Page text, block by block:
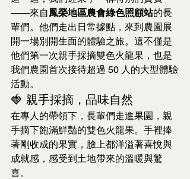
——來自鳳榮地區農會綠色照顧站的長
輩們。他們走出日常據點，來到農園展
開一場別開生面的體驗之旅。這不僅是
他們第一次親手採摘雙色火龍果，也是
我們農園首次接待超過 50 人的大型體驗
活動。
🍓 親手採摘，品味自然
在專人的帶領下，長輩們走進果園，親
手摘下飽滿鮮豔的雙色火龍果。手裡捧
著剛收成的果實，臉上都洋溢著喜悅與
成就感，感受到土地帶來的溫暖與驚
喜。